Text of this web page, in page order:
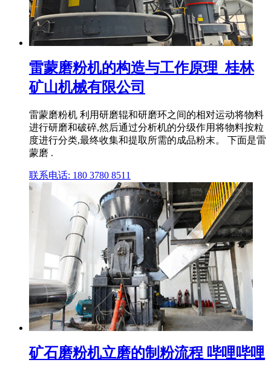
雷蒙磨粉机的构造与工作原理_桂林
矿山机械有限公司
雷蒙磨粉机 利用研磨辊和研磨环之间的相对运动将物料
进行研磨和破碎,然后通过分析机的分级作用将物料按粒
度进行分类,最终收集和提取所需的成品粉末。 下面是雷
蒙磨 .
联系电话: 180 3780 8511
矿石磨粉机立磨的制粉流程 哔哩哔哩